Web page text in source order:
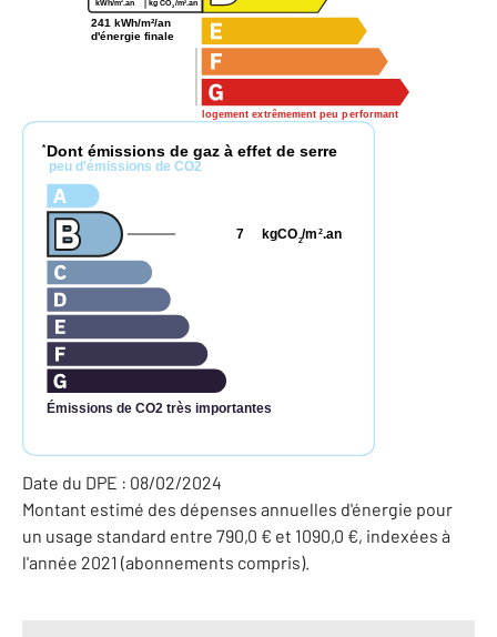
logement extrêmement peu performant
kWh/m .an kg CO2 /m2 .an
241 kWh/m²/an
d'énergie finale
* Dont émissions de gaz à effet de serre
peu d'émissions de CO2
Émissions de CO2 très importantes
kgCO2/m 2.an
7
Date du DPE : 08/02/2024
Montant estimé des dépenses annuelles d'énergie pour
un usage standard entre 790,0 € et 1090,0 €, indexées à
l'année 2021 (abonnements compris).